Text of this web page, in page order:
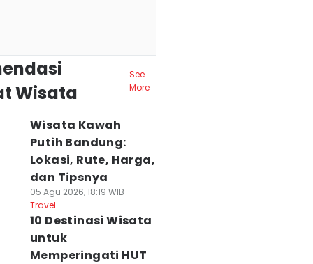
Wisata
See
More
Wisata Kawah
Putih Bandung:
Lokasi, Rute, Harga,
dan Tipsnya
05 Agu 2026, 18:19 WIB
Travel
10 Destinasi Wisata
untuk
Memperingati HUT